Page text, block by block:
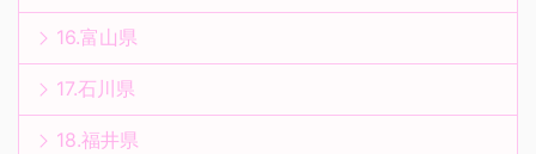
16.富山県
17.石川県
18.福井県